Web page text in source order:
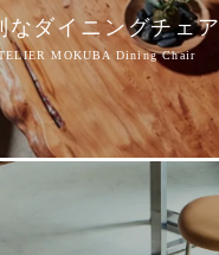
なダイニングチェア